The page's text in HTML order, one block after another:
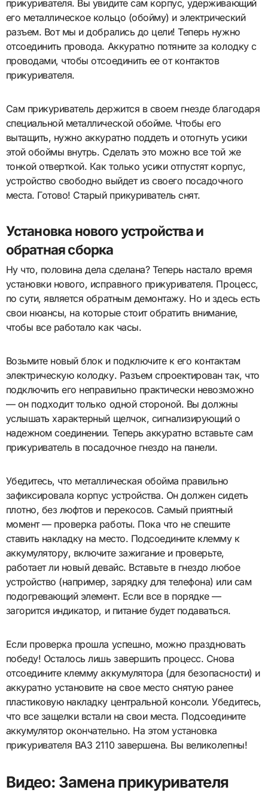
прикуривателя. Вы увидите сам корпус, удерживающий
его металлическое кольцо (обойму) и электрический
разъем. Вот мы и добрались до цели! Теперь нужно
отсоединить провода. Аккуратно потяните за колодку с
проводами, чтобы отсоединить ее от контактов
прикуривателя.
Сам прикуриватель держится в своем гнезде благодаря
специальной металлической обойме. Чтобы его
вытащить, нужно аккуратно поддеть и отогнуть усики
этой обоймы внутрь. Сделать это можно все той же
тонкой отверткой. Как только усики отпустят корпус,
устройство свободно выйдет из своего посадочного
места. Готово! Старый прикуриватель снят.
Установка нового устройства и
обратная сборка
Ну что, половина дела сделана? Теперь настало время
установки нового, исправного прикуривателя. Процесс,
по сути, является обратным демонтажу. Но и здесь есть
свои нюансы, на которые стоит обратить внимание,
чтобы все работало как часы.
Возьмите новый блок и подключите к его контактам
электрическую колодку. Разъем спроектирован так, что
подключить его неправильно практически невозможно
— он подходит только одной стороной. Вы должны
услышать характерный щелчок, сигнализирующий о
надежном соединении. Теперь аккуратно вставьте сам
прикуриватель в посадочное гнездо на панели.
Убедитесь, что металлическая обойма правильно
зафиксировала корпус устройства. Он должен сидеть
плотно, без люфтов и перекосов. Самый приятный
момент — проверка работы. Пока что не спешите
ставить накладку на место. Подсоедините клемму к
аккумулятору, включите зажигание и проверьте,
работает ли новый девайс. Вставьте в гнездо любое
устройство (например, зарядку для телефона) или сам
подогревающий элемент. Если все в порядке —
загорится индикатор, и питание будет подаваться.
Если проверка прошла успешно, можно праздновать
победу! Осталось лишь завершить процесс. Снова
отсоедините клемму аккумулятора (для безопасности) и
аккуратно установите на свое место снятую ранее
пластиковую накладку центральной консоли. Убедитесь,
что все защелки встали на свои места. Подсоедините
аккумулятор окончательно. На этом установка
прикуривателя ВАЗ 2110 завершена. Вы великолепны!
Видео: Замена прикуривателя